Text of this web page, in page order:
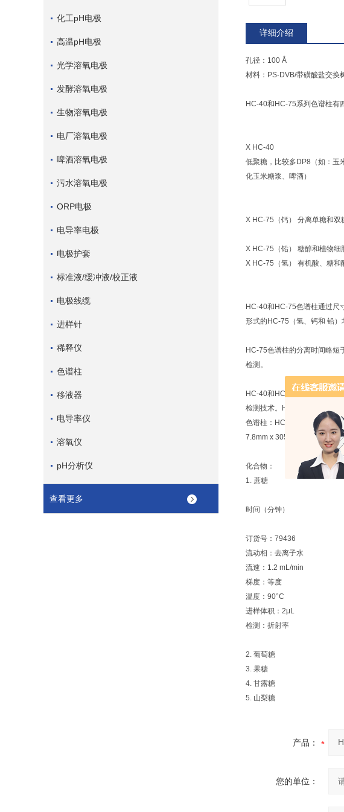
化工pH电极
高温pH电极
光学溶氧电极
发酵溶氧电极
生物溶氧电极
电厂溶氧电极
啤酒溶氧电极
污水溶氧电极
ORP电极
电导率电极
电极护套
标准液/缓冲液/校正液
电极线缆
进样针
稀释仪
色谱柱
移液器
电导率仪
溶氧仪
pH分析仪
查看更多
详细介绍
孔径：100 Å
材料：PS-DVB/带磺酸盐交换
HC-40和HC-75系列色谱柱有
X HC-40
低聚糖，比较多DP8（如：玉
化玉米糖浆、啤酒）
X HC-75（钙） 分离单糖和
X HC-75（铅） 糖醇和植物细
X HC-75（氢） 有机酸、糖和
HC-40和HC-75色谱柱通过尺
形式的HC-75（氢、钙和 铅）
HC-75色谱柱的分离时间略短
检测。
HC-40和HC-75色谱柱使用水
检测技术。HC-75系列 拥有有
色谱柱：HC-75（钙），5μm
7.8mm x 305mm
化合物：
1. 蔗糖
时间（分钟）
订货号：79436
流动相：去离子水
流速：1.2 mL/min
梯度：等度
温度：90°C
进样体积：2μL
检测：折射率
2. 葡萄糖
3. 果糖
4. 甘露糖
5. 山梨糖
产品：
您的单位：